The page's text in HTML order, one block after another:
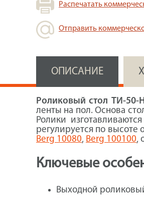
Распечатать
Отправить
ОПИСАНИЕ
Роликовый стол ТИ‑50-
ленты на пол. Основа
Ролики
регулируется по высоте
Berg 10080, Berg 100100,
Ключевые
Выходной